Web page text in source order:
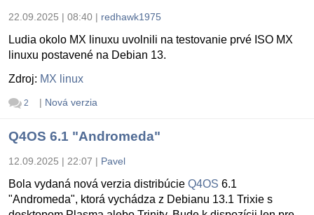
22.09.2025 | 08:40 | redhawk1975
Ludia okolo MX linuxu uvolnili na testovanie prvé ISO MX
linuxu postavené na Debian 13.
Zdroj: MX linux
2 | Nová verzia
Q4OS 6.1 "Andromeda"
12.09.2025 | 22:07 | Pavel
Bola vydaná nová verzia distribúcie Q4OS 6.1
"Andromeda", ktorá vychádza z Debianu 13.1 Trixie s